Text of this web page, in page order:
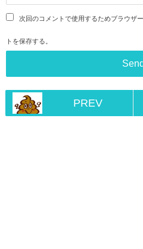
次回のコメントで使用するためブラウザ
トを保存する。
PREV